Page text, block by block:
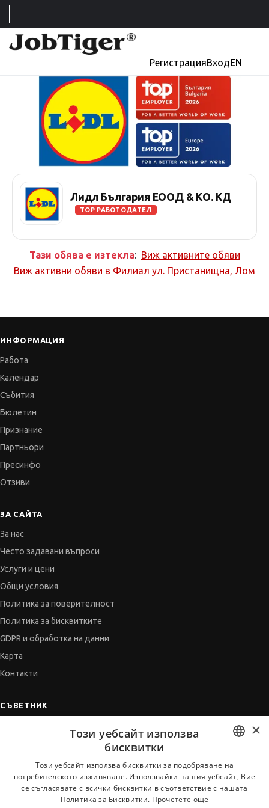
РегистрацияВходEN
Лидл България ЕООД & КО. КД
TOP РАБОТОДАТЕЛ
Тази обява е изтекла: Виж активните обяви
Виж активни обяви в Филиал ул. Пристанищна, Лом
ИНФОРМАЦИЯ
Работа
Календар
Събития
Бюлетин
Признание
Партньори
Пресинфо
Отзиви
ЗА САЙТА
За нас
Често задавани въпроси
Услуги и цени
Общи условия
Политика за поверителност
Политика за бисквитките
GDPR и обработка на данни
Карта
Контакти
СЪВЕТНИК
Когато получим оферта
BULGARIAN
ENGLISH
×
Този уебсайт използва
бисквитки
Този уебсайт използва бисквитки за подобряване на
потребителското изживяване. Използвайки нашия уебсайт, Вие
се съгласявате с всички бисквитки в съответствие с нашата
Политика за Бисквитки. Прочетете още